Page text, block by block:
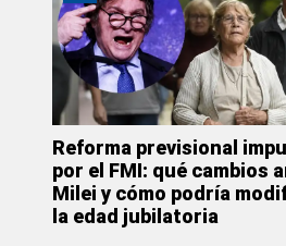
Reforma previsional
por el FMI: qué cambios
Milei y cómo podría
la edad jubilatoria